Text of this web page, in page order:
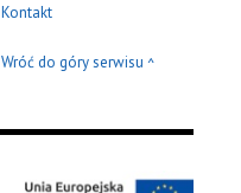
Kontakt
Wróć do góry serwisu ^